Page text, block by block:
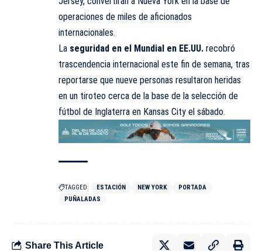
operaciones de miles de aficionados
internacionales.
La seguridad en el Mundial en EE.UU. recobró
trascendencia internacional este fin de semana, tras
reportarse que nueve personas resultaron heridas
en un tiroteo cerca de la base de la selección de
fútbol de Inglaterra en Kansas City el sábado.
TAGGED: ESTACIÓN NEW YORK
PORTADA
PUÑALADAS
Share This Article